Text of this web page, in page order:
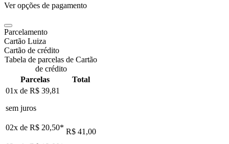
Ver opções de pagamento
Parcelamento
Cartão Luiza
Cartão de crédito
Tabela de parcelas de Cartão
de crédito
Parcelas
Total
01x de R$ 39,81
sem juros
02x de R$ 20,50* R$ 41,00